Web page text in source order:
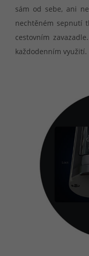
sám od sebe, ani
nechtěném sepnutí
cestovním
každodenním využití.